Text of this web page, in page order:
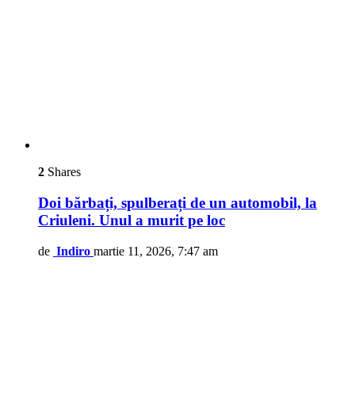
2 Shares
Doi bărbați, spulberați de un automobil, la
Criuleni. Unul a murit pe loc
de Indiro martie 11, 2026, 7:47 am